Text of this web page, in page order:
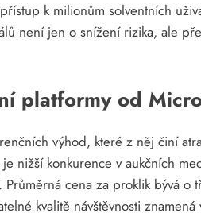
k milionům solventních
není jen o snížení rizika, ale
platformy od
výhod, které z něj činí
nižší konkurence v aukčních
cena za proklik bývá o
kvalitě návštěvnosti